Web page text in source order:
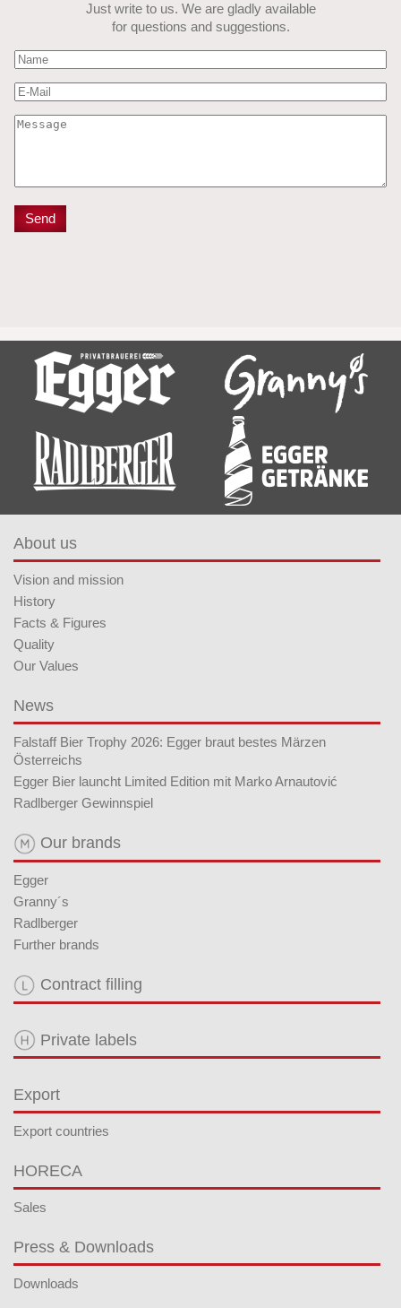
Just write to us. We are gladly available
for questions and suggestions.
About us
Vision and mission
History
Facts & Figures
Quality
Our Values
News
Falstaff Bier Trophy 2026: Egger braut bestes Märzen
Österreichs
Egger Bier launcht Limited Edition mit Marko Arnautović
Radlberger Gewinnspiel
Our brands
Egger
Granny´s
Radlberger
Further brands
Contract filling
Private labels
Export
Export countries
HORECA
Sales
Press & Downloads
Downloads